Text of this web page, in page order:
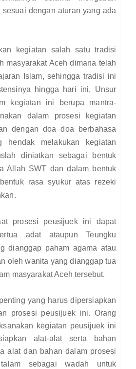
dengan aturan yang ada
kegiatan salah satu tradisi
masyarakat Aceh dimana telah
Islam, sehingga tradisi ini
hingga hari ini. Unsur
kegiatan ini berupa mantra-
dalam prosesi kegiatan
dengan doa doa berbahasa
hendak melakukan kegiatan
diniatkan sebagai bentuk
Allah SWT dan dalam bentuk
rasa syukur atas rezeki
prosesi peusijuek ini dapat
adat ataupun Teungku
dianggap paham agama atau
oleh wanita yang dianggap tua
masyarakat Aceh tersebut.
yang harus dipersiapkan
prosesi peusijuek ini. Orang
kegiatan peusijuek ini
alat-alat serta bahan
alat dan bahan dalam prosesi
sebagai wadah untuk